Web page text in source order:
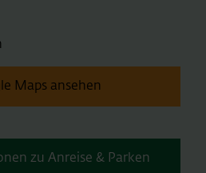
Maps ansehen
zu Anreise & Parken